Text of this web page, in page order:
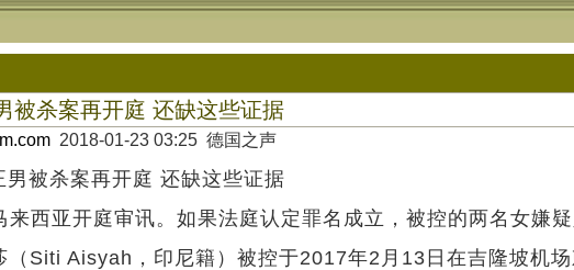
被杀案再开庭 还缺这些证据
2018-01-23 03:25 德国之声
亚开庭审讯。如果法庭认定罪名成立，被控的两名女嫌疑
Aisyah，印尼籍）被控于2017年2月13日在吉隆坡机场